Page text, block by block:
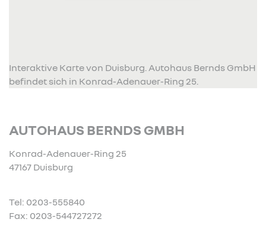
Interaktive Karte von Duisburg. Autohaus Bernds GmbH
befindet sich in Konrad-Adenauer-Ring 25.
AUTOHAUS BERNDS GMBH
Konrad-Adenauer-Ring 25
47167 Duisburg
Tel: 0203-555840
Fax: 0203-544727272